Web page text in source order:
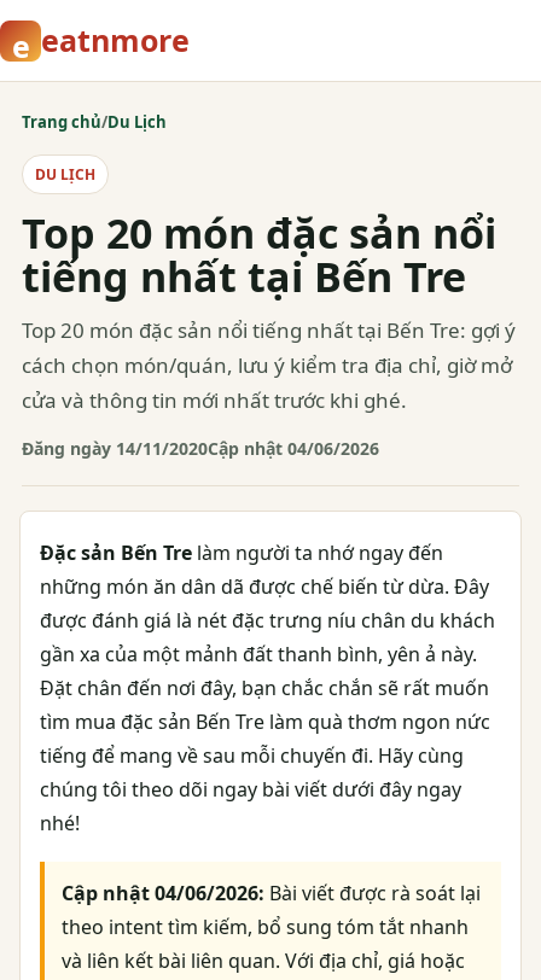
e eatnmore
Trang chủ/Du Lịch
DU LỊCH
Top 20 món đặc sản nổi
tiếng nhất tại Bến Tre
Top 20 món đặc sản nổi tiếng nhất tại Bến Tre: gợi ý
cách chọn món/quán, lưu ý kiểm tra địa chỉ, giờ mở
cửa và thông tin mới nhất trước khi ghé.
Đăng ngày 14/11/2020Cập nhật 04/06/2026
Đặc sản Bến Tre làm người ta nhớ ngay đến
những món ăn dân dã được chế biến từ dừa. Đây
được đánh giá là nét đặc trưng níu chân du khách
gần xa của một mảnh đất thanh bình, yên ả này.
Đặt chân đến nơi đây, bạn chắc chắn sẽ rất muốn
tìm mua đặc sản Bến Tre làm quà thơm ngon nức
tiếng để mang về sau mỗi chuyến đi. Hãy cùng
chúng tôi theo dõi ngay bài viết dưới đây ngay
nhé!
Cập nhật 04/06/2026: Bài viết được rà soát lại
theo intent tìm kiếm, bổ sung tóm tắt nhanh
và liên kết bài liên quan. Với địa chỉ, giá hoặc